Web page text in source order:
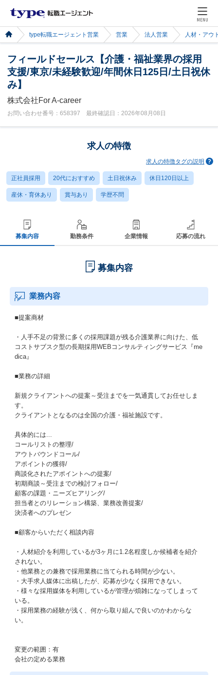
MENU
type転職エージェント営業 営業 法人営業 人材・アウ
フィールドセールス【介護・福祉業界の採用
支援/東京/未経験歓迎/年間休日125日/土日祝休
み】
株式会社For A-career
お問い合わせ番号：658397 最終確認日：2026年08月08日
求人の特徴
求人の特徴タグの説明
正社員採用 20代におすすめ 土日祝休み 休日120日以上
産休・育休あり 賞与あり 学歴不問
募集内容 勤務条件 企業情報 応募の流れ
募集内容
業務内容
■提案商材
・人手不足の背景に多くの採用課題が残る介護業界に向けた、低
コストサブスク型の長期採用WEBコンサルティングサービス『me
dica』
■業務の詳細
新規クライアントへの提案～受注までを一気通貫してお任せしま
す。
クライアントとなるのは全国の介護・福祉施設です。
具体的には...
コールリストの整理/
アウトバウンドコール/
アポイントの獲得/
商談化されたアポイントへの提案/
初期商談～受注までの検討フォロー/
顧客の課題・ニーズヒアリング/
担当者とのリレーション構築、業務改善提案/
決済者へのプレゼン
■顧客からいただく相談内容
・人材紹介を利用しているが3ヶ月に1.2名程度しか候補者を紹介
されない。
・他業務との兼務で採用業務に当てられる時間が少ない。
・大手求人媒体に出稿したが、応募が少なく採用できない。
・様々な採用媒体を利用しているが管理が煩雑になってしまって
いる。
・採用業務の経験が浅く、何から取り組んで良いのかわからな
い。
変更の範囲：有
会社の定める業務